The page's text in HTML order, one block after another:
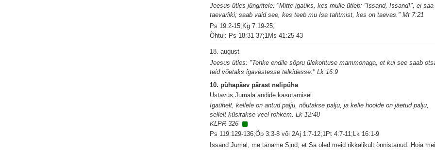
Jeesus ütles jüngritele: "Mitte igaüks, kes mulle ütleb: "Issand, Issand!", ei saa
taevariiki; saab vaid see, kes teeb mu Isa tahtmist, kes on taevas." Mt 7:21
Ps 19:2-15;Kg 7:19-25;
Õhtul: Ps 18:31-37;1Ms 41:25-43
18. august
Jeesus ütles: "Tehke endile sõpru ülekohtuse mammonaga, et kui see saab
teid võetaks igavestesse telkidesse." Lk 16:9
10. pühapäev pärast nelipüha
Ustavus Jumala andide kasutamisel
Igaühelt, kellele on antud palju, nõutakse palju, ja kelle hoolde on jäetud palju,
sellelt küsitakse veel rohkem. Lk 12:48
KLPR 326
Ps 119:129-136;Õp 3:3-8 või 2Aj 1:7-12;1Pt 4:7-11;Lk 16:1-9
Issand Jumal, me täname Sind, et Sa oled meid rikkalikult õnnistanud. Hoia